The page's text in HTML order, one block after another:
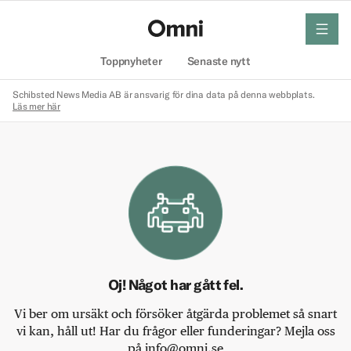
Toppnyheter Senaste nytt
meny
Schibsted News Media AB är ansvarig för dina data på denna webbplats.
Läs mer här
Oj! Något har gått fel.
Vi ber om ursäkt och försöker åtgärda problemet så snart
vi kan, håll ut! Har du frågor eller funderingar? Mejla oss